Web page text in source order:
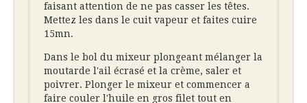
faisant attention de ne pas casser les têtes.
Mettez les dans le cuit vapeur et faites cuire
15mn.
Dans le bol du mixeur plongeant mélanger la
moutarde l'ail écrasé et la crème, saler et
poivrer. Plonger le mixeur et commencer a
faire couler l'huile en gros filet tout en